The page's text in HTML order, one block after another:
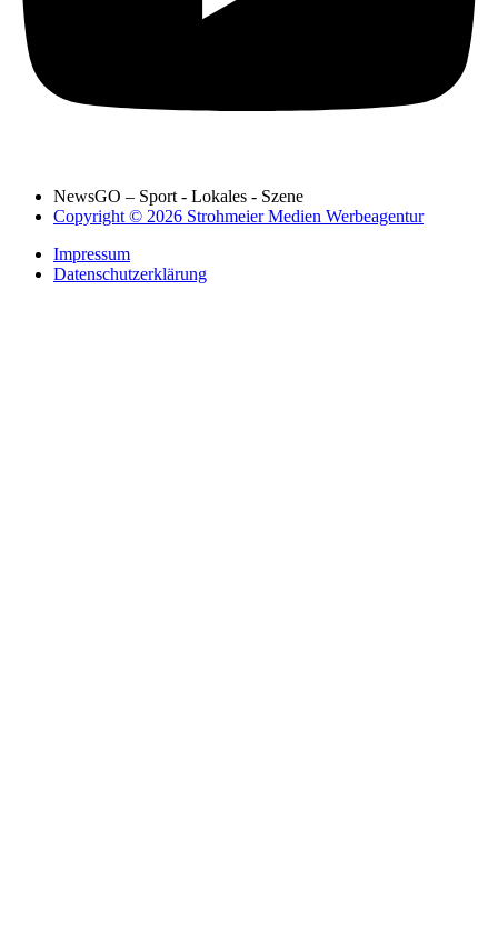
NewsGO – Sport - Lokales - Szene
Copyright © 2026 Strohmeier Medien Werbeagentur
Impressum
Datenschutzerklärung